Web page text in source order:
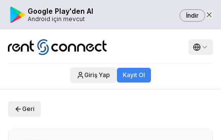
Google Play'den Al
Android için mevcut İndir
Giriş Yap Kayıt Ol
Geri